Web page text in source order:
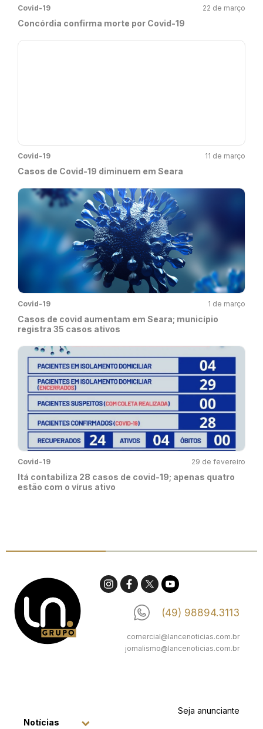
Covid-19 22 de março
Concórdia confirma morte por Covid-19
Covid-19 11 de março
Casos de Covid-19 diminuem em Seara
Covid-19 1 de março
Casos de covid aumentam em Seara; município
registra 35 casos ativos
Covid-19 29 de fevereiro
Itá contabiliza 28 casos de covid-19; apenas quatro
estão com o vírus ativo
(49) 98894.3113
comercial@lancenoticias.com.br
jornalismo@lancenoticias.com.br
Notícias
Seja anunciante